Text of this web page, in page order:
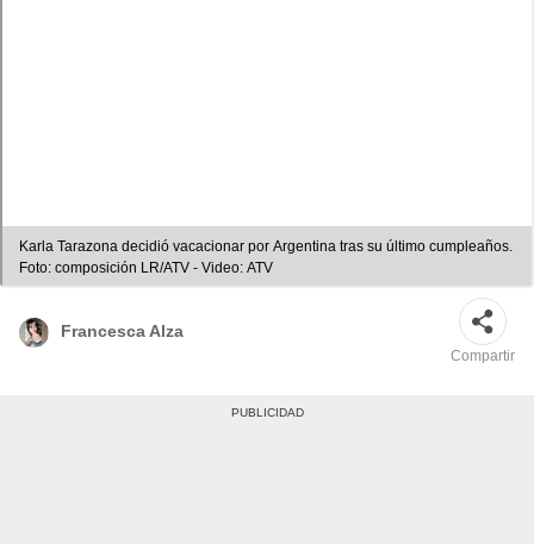
Karla Tarazona decidió vacacionar por Argentina tras su último cumpleaños.
Foto: composición LR/ATV - Video: ATV
Francesca Alza
Compartir